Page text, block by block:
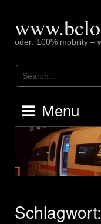
content
oder: 100% mobility –
Menu
Schlagwort: